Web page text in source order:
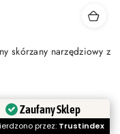
skórzany narzędziowy z
Zaufany Sklep
przez: Trustindex